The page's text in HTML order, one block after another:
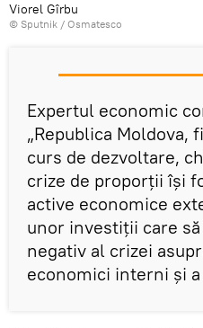
Viorel Gîrbu
© Sputnik / Osmatesco
Expertul economic
„Republica Moldova,
curs de dezvoltare,
crize de proporții își
active economice
unor investiții care
negativ al crizei
economici interni și a